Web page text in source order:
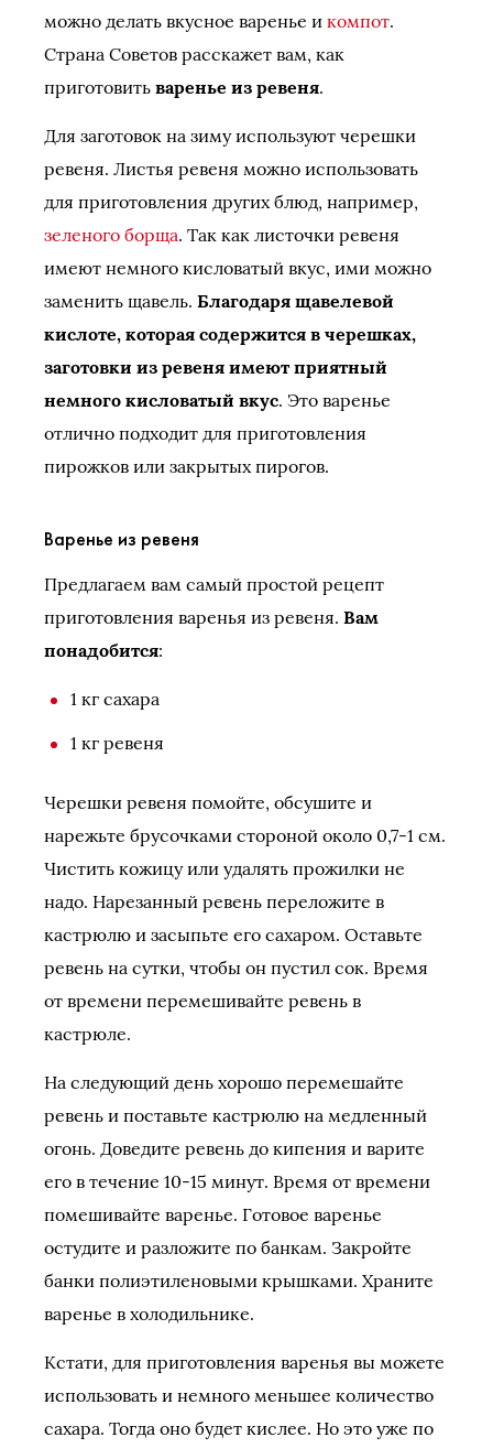
можно делать вкусное варенье и компот.
Страна Советов расскажет вам, как
приготовить варенье из ревеня.
Для заготовок на зиму используют черешки
ревеня. Листья ревеня можно использовать
для приготовления других блюд, например,
зеленого борща. Так как листочки ревеня
имеют немного кисловатый вкус, ими можно
заменить щавель. Благодаря щавелевой
кислоте, которая содержится в черешках,
заготовки из ревеня имеют приятный
немного кисловатый вкус. Это варенье
отлично подходит для приготовления
пирожков или закрытых пирогов.
Варенье из ревеня
Предлагаем вам самый простой рецепт
приготовления варенья из ревеня. Вам
понадобится:
1 кг сахара
1 кг ревеня
Черешки ревеня помойте, обсушите и
нарежьте брусочками стороной около 0,7-1 см.
Чистить кожицу или удалять прожилки не
надо. Нарезанный ревень переложите в
кастрюлю и засыпьте его сахаром. Оставьте
ревень на сутки, чтобы он пустил сок. Время
от времени перемешивайте ревень в
кастрюле.
На следующий день хорошо перемешайте
ревень и поставьте кастрюлю на медленный
огонь. Доведите ревень до кипения и варите
его в течение 10-15 минут. Время от времени
помешивайте варенье. Готовое варенье
остудите и разложите по банкам. Закройте
банки полиэтиленовыми крышками. Храните
варенье в холодильнике.
Кстати, для приготовления варенья вы можете
использовать и немного меньшее количество
сахара. Тогда оно будет кислее. Но это уже по